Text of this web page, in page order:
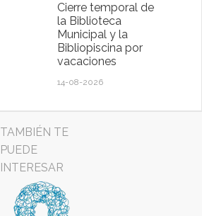
Cierre temporal de
la Biblioteca
Municipal y la
Bibliopiscina por
vacaciones
14-08-2026
TAMBIÉN TE
PUEDE
INTERESAR